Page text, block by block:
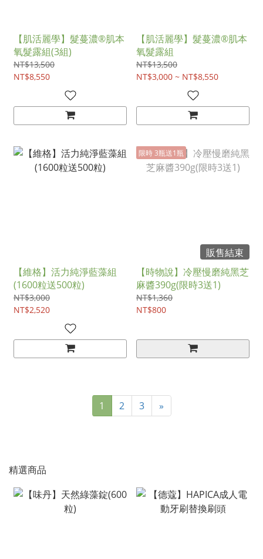
【肌活麗學】髮蔓濃®肌本
氧髮露組(3組)
NT$13,500
NT$8,550
【肌活麗學】髮蔓濃®肌本
氧髮露組
NT$13,500
NT$3,000 ~ NT$8,550
【維格】活力純淨藍藻組
(1600粒送500粒)
NT$3,000
NT$2,520
限時 3瓶送1瓶
販售結束
【時物說】冷壓慢磨純黑芝
麻醬390g(限時3送1)
NT$1,360
NT$800
1 2 3 »
精選商品